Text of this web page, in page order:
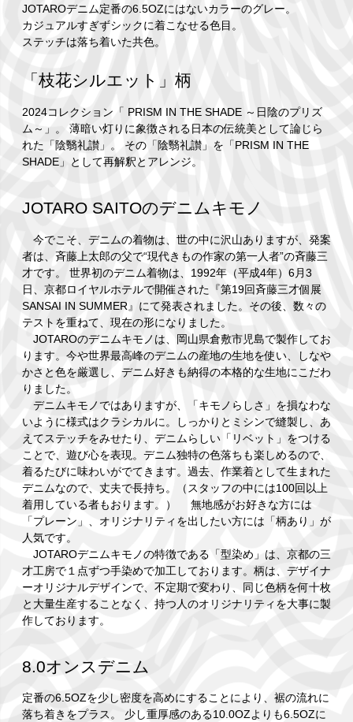
JOTAROデニム定番の6.5OZにはないカラーのグレー。
カジュアルすぎずシックに着こなせる色目。
ステッチは落ち着いた共色。
「枝花シルエット」柄
2024コレクション「 PRISM IN THE SHADE ～日陰のプリズ
ム～」。 薄暗い灯りに象徴される日本の伝統美として論じら
れた「陰翳礼讃」。 その「陰翳礼讃」を「PRISM IN THE
SHADE」として再解釈とアレンジ。
JOTARO SAITOのデニムキモノ
今でこそ、デニムの着物は、世の中に沢山ありますが、発案
者は、斉藤上太郎の父で“現代きもの作家の第一人者”の斉藤三
才です。 世界初のデニム着物は、1992年（平成4年）6月3
日、京都ロイヤルホテルで開催された『第19回斉藤三才個展
SANSAI IN SUMMER』にて発表されました。その後、数々の
テストを重ねて、現在の形になりました。
JOTAROのデニムキモノは、岡山県倉敷市児島で製作してお
ります。今や世界最高峰のデニムの産地の生地を使い、しなや
かさと色を厳選し、デニム好きも納得の本格的な生地にこだわ
りました。
デニムキモノではありますが、「キモノらしさ」を損なわな
いように様式はクラシカルに。しっかりとミシンで縫製し、あ
えてステッチをみせたり、デニムらしい「リベット」をつける
ことで、遊び心を表現。デニム独特の色落ちも楽しめるので、
着るたびに味わいがでてきます。過去、作業着として生まれた
デニムなので、丈夫で長持ち。（スタッフの中には100回以上
着用している者もおります。） 無地感がお好きな方には
「プレーン」、オリジナリティを出したい方には「柄あり」が
人気です。
JOTAROデニムキモノの特徴である「型染め」は、京都の三
才工房で１点ずつ手染めで加工しております。柄は、デザイナ
ーオリジナルデザインで、不定期で変わり、同じ色柄を何十枚
と大量生産することなく、持つ人のオリジナリティを大事に製
作しております。
8.0オンスデニム
定番の6.5OZを少し密度を高めにすることにより、裾の流れに
落ち着きをプラス。 少し重厚感のある10.0OZよりも6.5OZに